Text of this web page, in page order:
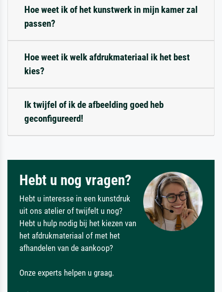
Hoe weet ik of het kunstwerk in mijn kamer zal
passen?
Hoe weet ik welk afdrukmateriaal ik het best
kies?
Ik twijfel of ik de afbeelding goed heb
geconfigureerd!
Hebt u nog vragen?
Hebt u interesse in een kunstdruk
uit ons atelier of twijfelt u nog?
Hebt u hulp nodig bij het kiezen van
het afdrukmateriaal of met het
afhandelen van de aankoop?
Onze experts helpen u graag.